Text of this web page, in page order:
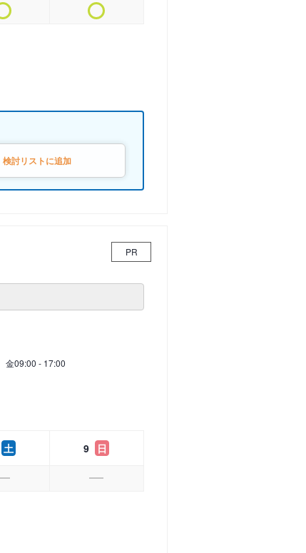
検討リストに追加
PR
金09:00 - 17:00
土 9 日